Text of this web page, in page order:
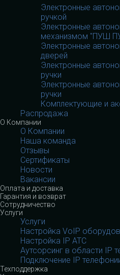
Электронные
ручкой
Электронные
механизмом "ПУШ
Электронные
дверей
Электронные
ручки
Электронные
ручки
Комплектующие и
Распродажа
О Компании
О Компании
Наша команда
Отзывы
Сертификаты
Новости
Вакансии
Оплата и доставка
Гарантия и возврат
Сотрудничество
Услуги
Услуги
Настройка VoIP
Настройка IP АТС
Аутсорсинг в области IP
Подключение IP
Техподдержка